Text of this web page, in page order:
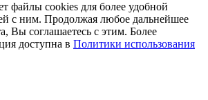
файлы cookies для более удобной
с ним. Продолжая любое дальнейшее
Вы соглашаетесь с этим. Более
доступна в Политики использования